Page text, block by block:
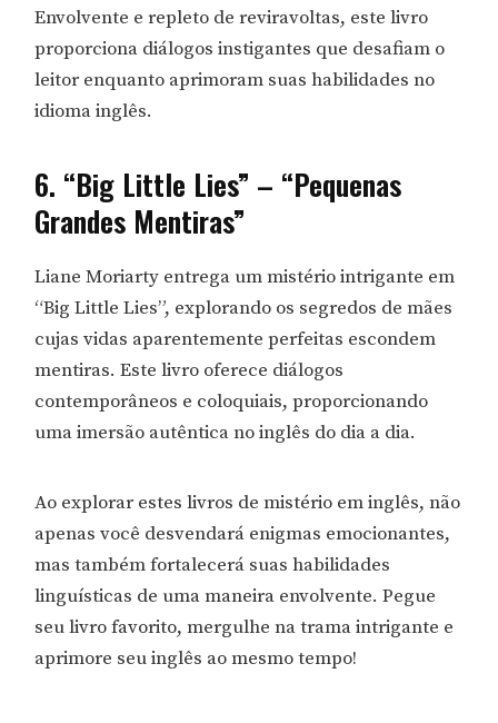
Envolvente e repleto de reviravoltas, este livro
proporciona diálogos instigantes que desafiam o
leitor enquanto aprimoram suas habilidades no
idioma inglês.
6. “Big Little Lies” – “Pequenas
Grandes Mentiras”
Liane Moriarty entrega um mistério intrigante em
“Big Little Lies”, explorando os segredos de mães
cujas vidas aparentemente perfeitas escondem
mentiras. Este livro oferece diálogos
contemporâneos e coloquiais, proporcionando
uma imersão autêntica no inglês do dia a dia.
Ao explorar estes livros de mistério em inglês, não
apenas você desvendará enigmas emocionantes,
mas também fortalecerá suas habilidades
linguísticas de uma maneira envolvente. Pegue
seu livro favorito, mergulhe na trama intrigante e
aprimore seu inglês ao mesmo tempo!